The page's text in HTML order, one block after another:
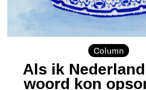
Column
Als ik
woord kon